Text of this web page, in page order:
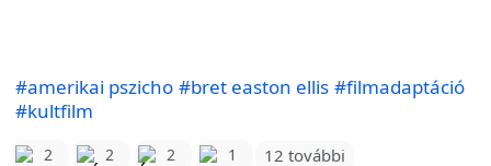
#amerikai pszicho #bret easton ellis #filmadaptáció
#kultfilm
2 2 2 1 12 további